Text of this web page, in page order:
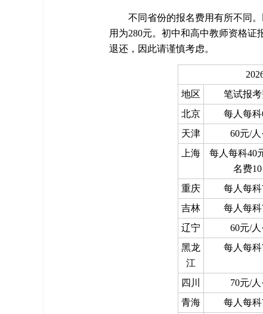
不同省份的报名费用有所不同
用为280元。初中和高中教师资格
退还，因此请谨慎考虑。
地区
笔试报考
北京
每人每科
天津
60元/人
上海
每人每科40
名费10
重庆 每人每科
吉林
每人每科
辽宁
60元/人
黑龙
江
每人每科
四川 70元/人
青海
每人每科